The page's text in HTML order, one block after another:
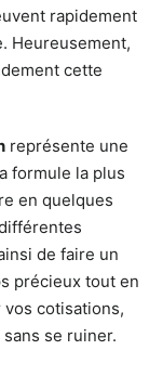
rapidement
Heureusement,
cette
représente une
formule la plus
en quelques
de faire un
précieux tout en
cotisations,
se ruiner.